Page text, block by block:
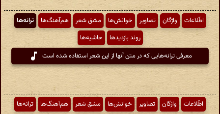
اطّلاعات واژگان تصاویر خوانش‌ها مشق شعر هم‌آهنگ‌ها
ترانه‌ها
روند بازدیدها
حاشیه‌ها
معرفی ترانه‌هایی که در متن آنها از این شعر استفاده شده است
اطّلاعات واژگان تصاویر خوانش‌ها مشق شعر هم‌آهنگ‌ها
ترانه‌ها